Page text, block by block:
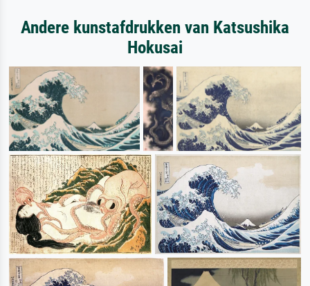
Andere kunstafdrukken van Katsushika
Hokusai